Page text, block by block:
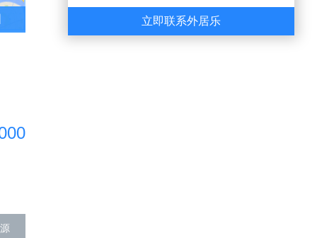
立即联系外居乐